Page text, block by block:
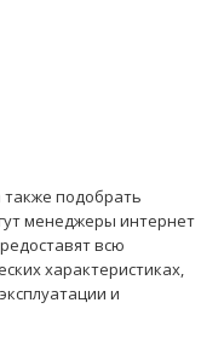
также подобрать
менеджеры интернет
всю
характеристиках,
и